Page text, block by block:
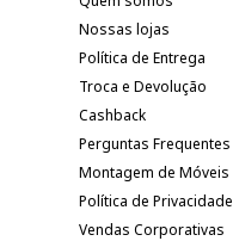
Nossas lojas
Política de Entrega
Troca e Devolução
Cashback
Perguntas Frequentes
Montagem de Móveis
Política de Privacidade
Vendas Corporativas